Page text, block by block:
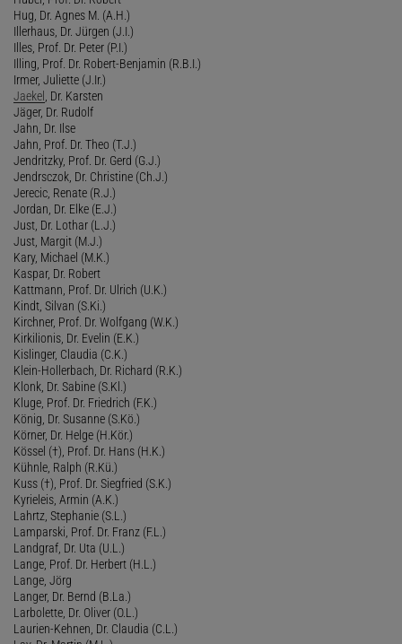
Hug, Dr. Agnes M. (A.H.)
Illerhaus, Dr. Jürgen (J.I.)
Illes, Prof. Dr. Peter (P.I.)
Illing, Prof. Dr. Robert-Benjamin (R.B.I.)
Irmer, Juliette (J.Ir.)
Jaekel , Dr. Karsten
Jäger, Dr. Rudolf
Jahn, Dr. Ilse
Jahn, Prof. Dr. Theo (T.J.)
Jendritzky, Prof. Dr. Gerd (G.J.)
Jendrsczok, Dr. Christine (Ch.J.)
Jerecic, Renate (R.J.)
Jordan, Dr. Elke (E.J.)
Just, Dr. Lothar (L.J.)
Just, Margit (M.J.)
Kary, Michael (M.K.)
Kaspar, Dr. Robert
Kattmann, Prof. Dr. Ulrich (U.K.)
Kindt, Silvan (S.Ki.)
Kirchner, Prof. Dr. Wolfgang (W.K.)
Kirkilionis, Dr. Evelin (E.K.)
Kislinger, Claudia (C.K.)
Klein-Hollerbach, Dr. Richard (R.K.)
Klonk, Dr. Sabine (S.Kl.)
Kluge, Prof. Dr. Friedrich (F.K.)
König, Dr. Susanne (S.Kö.)
Körner, Dr. Helge (H.Kör.)
Kössel (†), Prof. Dr. Hans (H.K.)
Kühnle, Ralph (R.Kü.)
Kuss (†), Prof. Dr. Siegfried (S.K.)
Kyrieleis, Armin (A.K.)
Lahrtz, Stephanie (S.L.)
Lamparski, Prof. Dr. Franz (F.L.)
Landgraf, Dr. Uta (U.L.)
Lange, Prof. Dr. Herbert (H.L.)
Lange, Jörg
Langer, Dr. Bernd (B.La.)
Larbolette, Dr. Oliver (O.L.)
Laurien-Kehnen, Dr. Claudia (C.L.)